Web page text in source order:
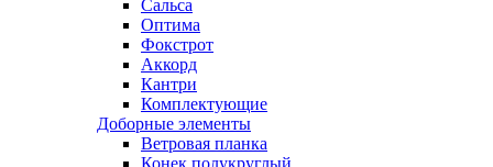
Сальса
Оптима
Фокстрот
Аккорд
Кантри
Комплектующие
Доборные элементы
Ветровая планка
Конек полукруглый